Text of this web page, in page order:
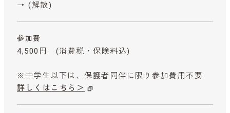
→ (解散)
参加費
4,500円 (消費税・保険料込)
※中学生以下は、保護者同伴に限り参加費用不要
詳しくはこちら＞